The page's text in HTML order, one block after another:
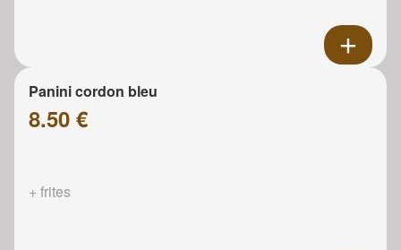
Panini cordon bleu
8.50 €
+ frites